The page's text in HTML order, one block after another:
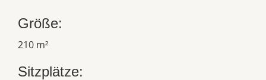
Größe:
210 m²
Sitzplätze: